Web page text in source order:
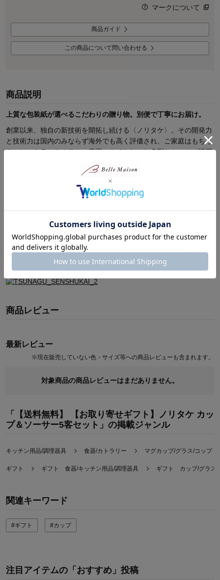
マークについて
商品ガイド
この商品について問い合わせる
商品説明
上質な包装紙が選べるこだわりの贈り物。別便で丁寧にお届け。
創業以来、独自の新技術を開拓し続ける〈ノリタケ〉。その開発力
と技術力は国内のみならず海外でも高く評価され、ご家庭はもちろ
ん、レストランやホテル、貴賓のもてなしにと多彩なシーンで活躍
【特別包装】お取り寄せギフト
写真入カードや紙袋など、サービス充実のギフト専門店について
商品レビュー
最新レビュー
※現在販売していない色・サイズ等への商品レビューも含まれます。
対象商品の商品レビューはまだありません。
「【送料無料】 【お取り寄せギフト】ノリタケ カッ
プ＆ソーサー5客セット」の掲載ジャンル
キッチン用品/調理器具 食器/カトラリー マグカップ/グラス/コップ
ギフト ギフト 食器/キッチン用品/調理器具 ギフト カップ/グラス
関連キーワード
#ギフト #カップ
注目アイテムの「おすすめ」投稿